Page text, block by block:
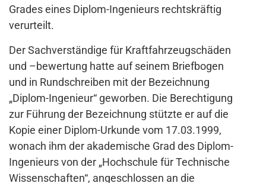
Grades eines Diplom-Ingenieurs rechtskräftig
verurteilt.
Der Sachverständige für Kraftfahrzeugschäden
und –bewertung hatte auf seinem Briefbogen
und in Rundschreiben mit der Bezeichnung
„Diplom-Ingenieur“ geworben. Die Berechtigung
zur Führung der Bezeichnung stützte er auf die
Kopie einer Diplom-Urkunde vom 17.03.1999,
wonach ihm der akademische Grad des Diplom-
Ingenieurs von der „Hochschule für Technische
Wissenschaften“, angeschlossen an die